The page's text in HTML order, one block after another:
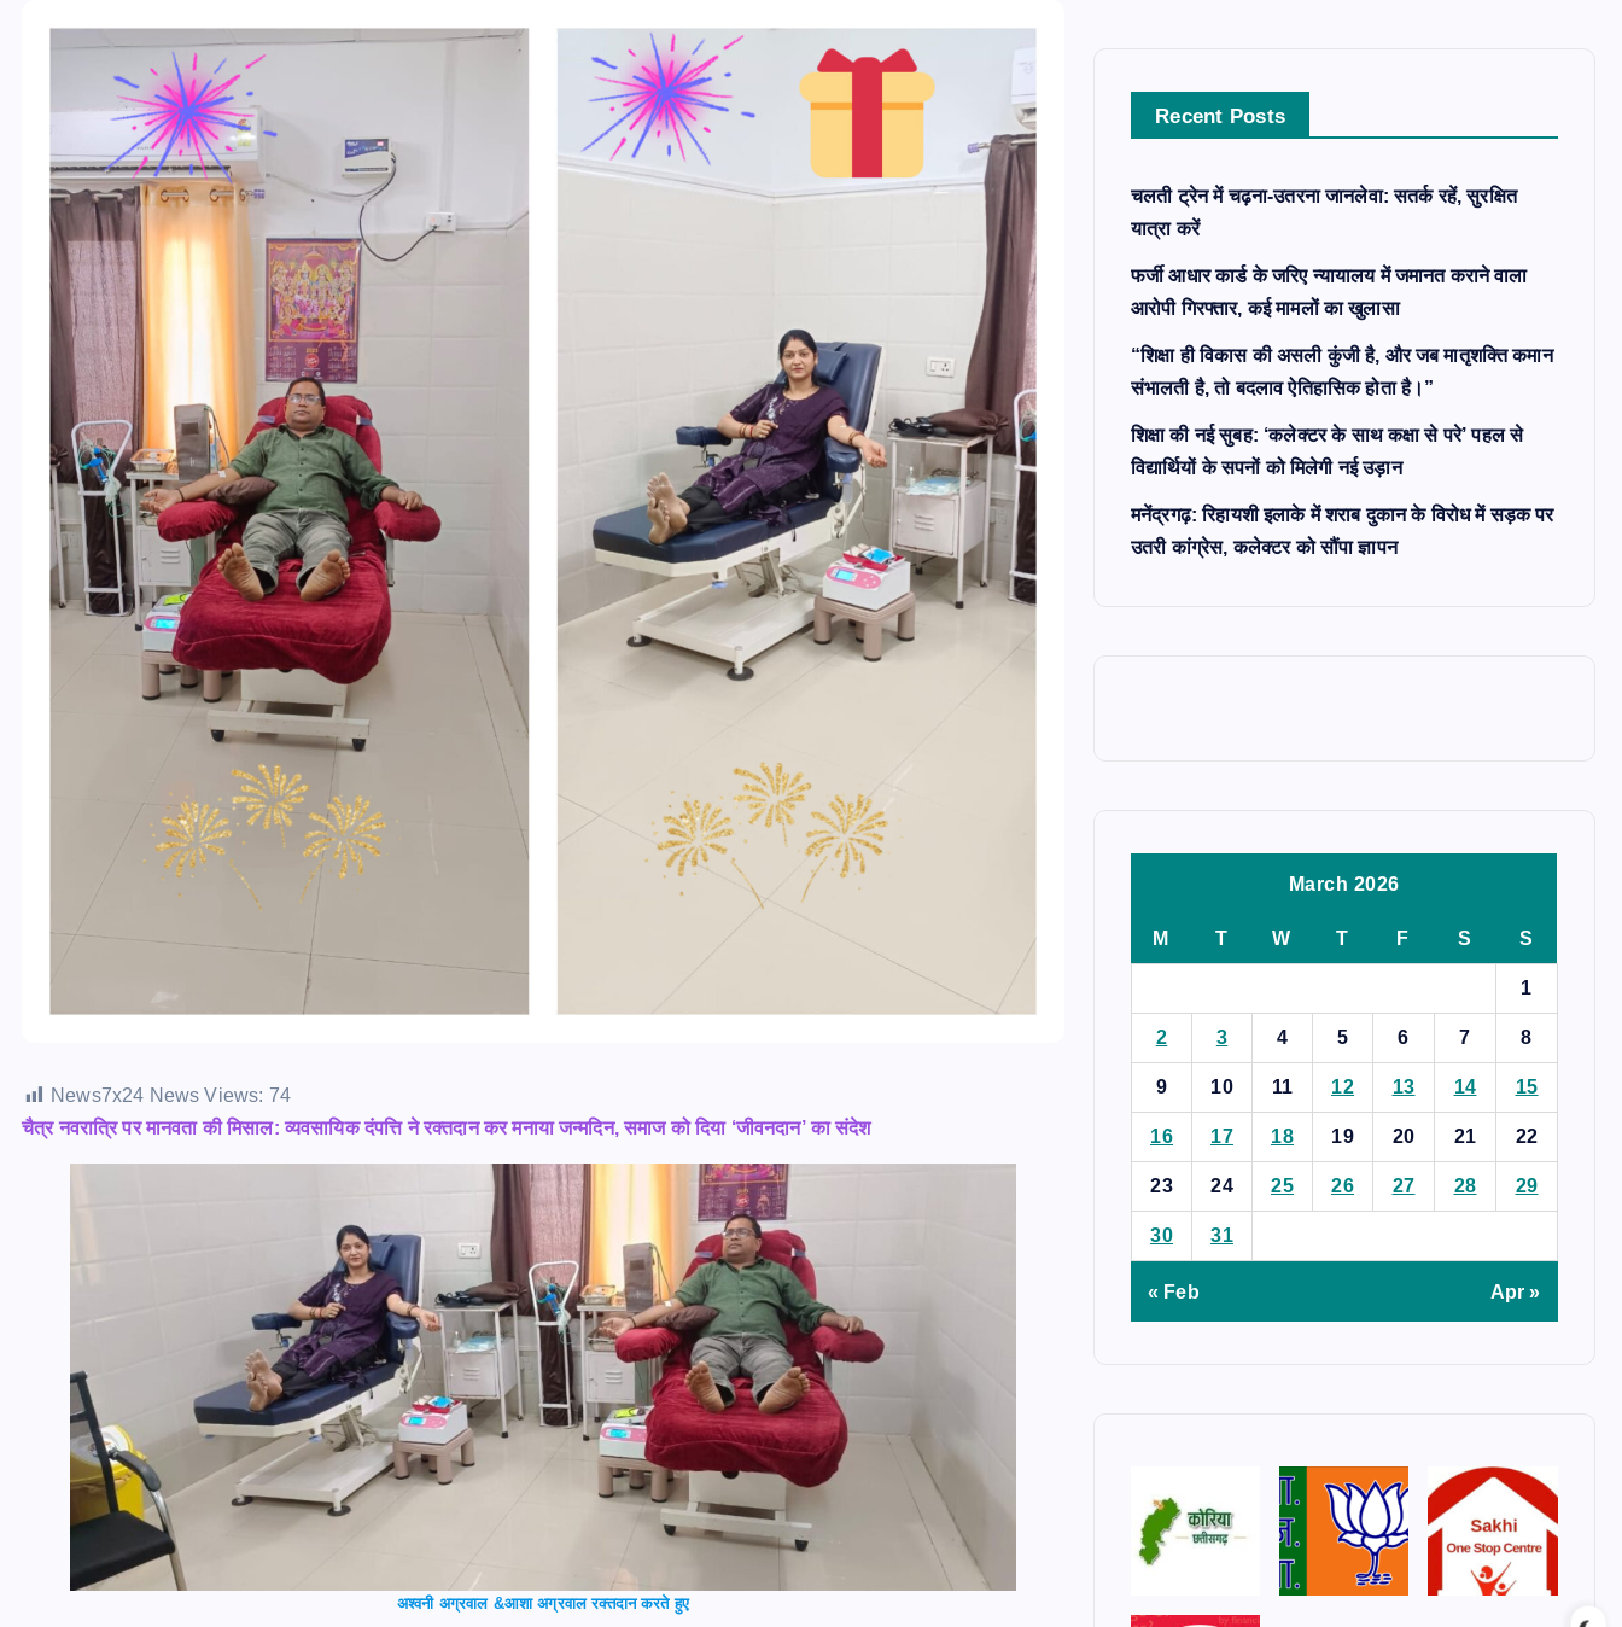
News7x24 News Views: 74
चैत्र नवरात्रि पर मानवता की मिसाल: व्यवसायिक दंपत्ति ने रक्तदान कर मनाया जन्मदिन, समाज को दिया ‘जीवनदान’ का संदेश
अश्वनी अग्रवाल &आशा अग्रवाल रक्तदान करते हुए
Recent Posts
चलती ट्रेन में चढ़ना-उतरना जानलेवा: सतर्क रहें, सुरक्षित
यात्रा करें
फर्जी आधार कार्ड के जरिए न्यायालय में जमानत कराने वाला
आरोपी गिरफ्तार, कई मामलों का खुलासा
“शिक्षा ही विकास की असली कुंजी है, और जब मातृशक्ति कमान
संभालती है, तो बदलाव ऐतिहासिक होता है।”
शिक्षा की नई सुबह: ‘कलेक्टर के साथ कक्षा से परे’ पहल से
विद्यार्थियों के सपनों को मिलेगी नई उड़ान
मनेंद्रगढ़: रिहायशी इलाके में शराब दुकान के विरोध में सड़क पर
उतरी कांग्रेस, कलेक्टर को सौंपा ज्ञापन
March 2026
M T W T F S S
1
2 3 4 5 6 7 8
9 10 11 12 13 14 15
16 17 18 19 20 21 22
23 24 25 26 27 28 29
30 31
« Feb Apr »